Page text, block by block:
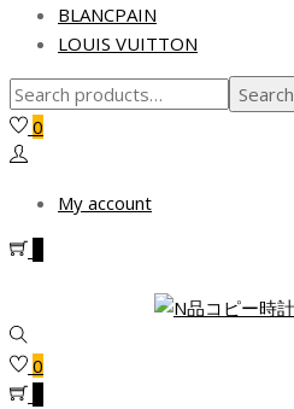
BLANCPAIN
LOUIS VUITTON
Search
for:>
Search
0
My account
0